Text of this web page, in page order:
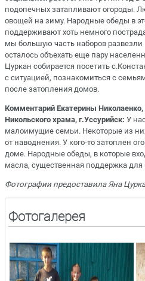
подопечных затапливают огороды.
овощей на зиму. Народные обеды в
поддерживают хоть немного
мы большую часть наборов
осталось объехать еще пару
Цуркан собирается посетить
с ситуацией, познакомиться с
после затопления домов.
Комментарий Екатерины
Никольского храма, г.Уссурийск: У
малоимущие семьи. Некоторые из
от наводнения. У кого-то затоплен
доме. Народные обеды, в которые
масла, существенная поддержка для
Фотографии предоставила Яна
Фотогалерея